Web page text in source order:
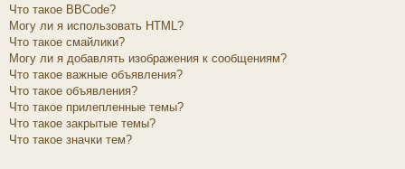
Что такое BBCode?
Могу ли я использовать HTML?
Что такое смайлики?
Могу ли я добавлять изображения к сообщениям?
Что такое важные объявления?
Что такое объявления?
Что такое прилепленные темы?
Что такое закрытые темы?
Что такое значки тем?